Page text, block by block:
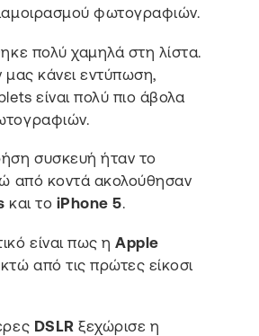
φωτογραφιών.
πολύ χαμηλά στη λίστα.
μας κάνει εντύπωση,
είναι πολύ πιο άβολα
συσκευή ήταν το
από κοντά ακολούθησαν
και το iPhone 5.
είναι πως ηApple
από τις πρώτες είκοσι
DSLR ξεχώρισε η